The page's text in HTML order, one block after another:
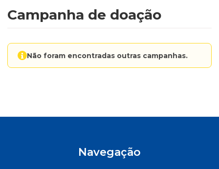
Campanha de doação
Não foram encontradas outras campanhas.
Navegação